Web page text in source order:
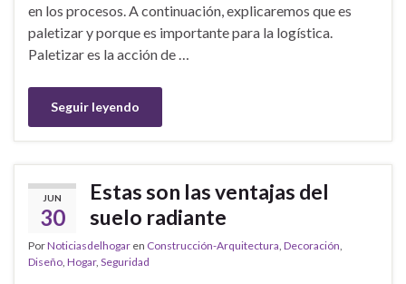
en los procesos. A continuación, explicaremos que es
paletizar y porque es importante para la logística.
Paletizar es la acción de …
Seguir leyendo
JUN
30
Estas son las ventajas del
suelo radiante
PorNoticiasdelhogar en Construcción-Arquitectura Decoración
Diseño Hogar, Seguridad